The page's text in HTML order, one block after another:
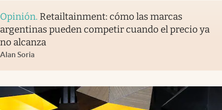
Opinión. Retailtainment: cómo las marcas
argentinas pueden competir cuando el precio ya
no alcanza
Alan Soria